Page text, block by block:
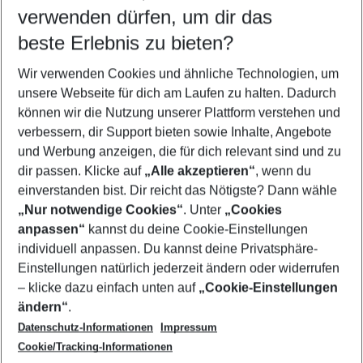
Wähle deinen Reisezeitraum
5-8 Nächte
2 Erwachsene Keine Kinder
Mehr Filter anzeigen
Footer
Footer navigation
Über uns
AGB
Bestpreisgarantie
Cookie-Einstellungen ändern
Cookie-Richtlinie
Agenturbetreuung
Barrierefreies Reisen
Folge uns
verwenden dürfen, um dir das
beste Erlebnis zu bieten?
Wir verwenden Cookies und ähnliche Technologien, um
unsere Webseite für dich am Laufen zu halten. Dadurch
können wir die Nutzung unserer Plattform verstehen und
verbessern, dir Support bieten sowie Inhalte, Angebote
und Werbung anzeigen, die für dich relevant sind und zu
dir passen. Klicke auf „Alle akzeptieren“, wenn du
einverstanden bist. Dir reicht das Nötigste? Dann wähle
„Nur notwendige Cookies“. Unter „Cookies
anpassen“ kannst du deine Cookie-Einstellungen
individuell anpassen. Du kannst deine Privatsphäre-
Einstellungen natürlich jederzeit ändern oder widerrufen
– klicke dazu einfach unten auf „Cookie-Einstellungen
ändern“.
Datenschutz-Informationen
Impressum
Cookie/Tracking-Informationen